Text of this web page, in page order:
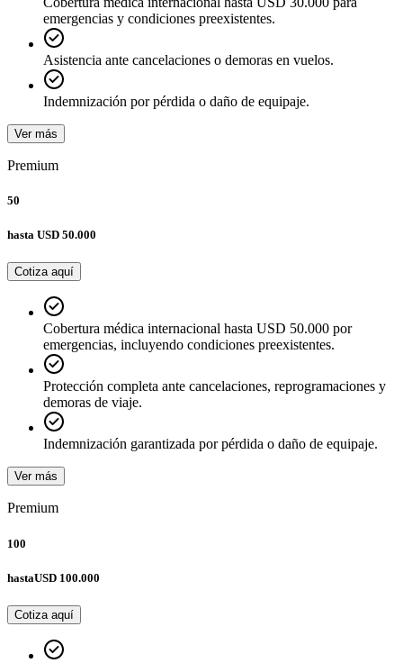
emergencias y condiciones preexistentes.
Asistencia ante cancelaciones o demoras en vuelos.
Indemnización por pérdida o daño de equipaje.
Ver más
Premium
50
hasta USD 50.000
Cotiza aquí
Cobertura médica internacional hasta USD 50.000 por
emergencias, incluyendo condiciones preexistentes.
Protección completa ante cancelaciones, reprogramaciones y
demoras de viaje.
Indemnización garantizada por pérdida o daño de equipaje.
Ver más
Premium
100
hastaUSD 100.000
Cotiza aquí